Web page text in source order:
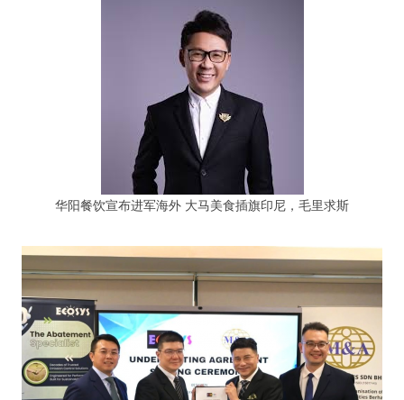
华阳餐饮宣布进军海外 大马美食插旗印尼，毛里求斯